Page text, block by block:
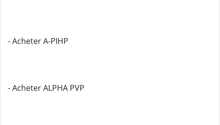
- Acheter A-PIHP
- Acheter ALPHA PVP